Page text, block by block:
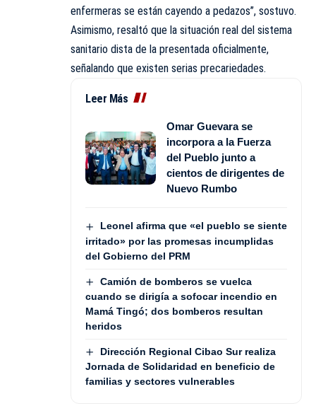
enfermeras se están cayendo a pedazos”, sostuvo.
Asimismo, resaltó que la situación real del sistema
sanitario dista de la presentada oficialmente,
señalando que existen serias precariedades.
Leer Más
Omar Guevara se
incorpora a la Fuerza
del Pueblo junto a
cientos de dirigentes de
Nuevo Rumbo
Leonel afirma que «el pueblo se siente
irritado» por las promesas incumplidas
del Gobierno del PRM
Camión de bomberos se vuelca
cuando se dirigía a sofocar incendio en
Mamá Tingó; dos bomberos resultan
heridos
Dirección Regional Cibao Sur realiza
Jornada de Solidaridad en beneficio de
familias y sectores vulnerables